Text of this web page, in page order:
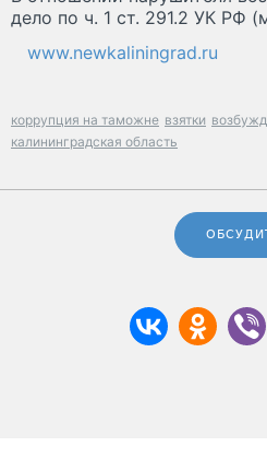
дело по ч. 1 ст. 291.2 УК РФ
www.newkaliningrad.ru
коррупция на таможне взятки
калининградская область